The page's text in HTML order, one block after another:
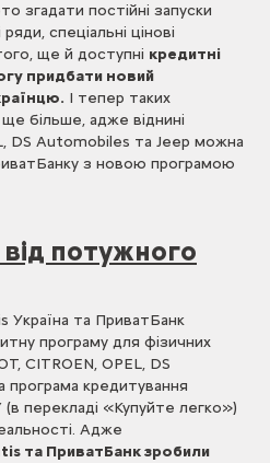
згадати постійні запуски
спеціальні цінові
ще й доступні кредитні
придбати новий
І тепер таких
більше, адже віднині
DS Automobiles та Jeep можна
з новою програмою
потужного
та ПриватБанк
програму для фізичних
CITROEN, OPEL, DS
кредитування
перекладі «Купуйте легко»)
Адже
та ПриватБанк зробили